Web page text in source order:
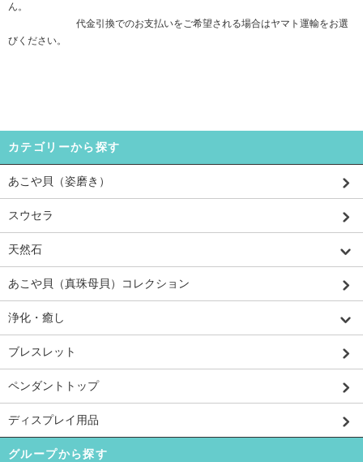
ん。
代金引換でのお支払いをご希望される場合はヤマト運輸をお選
びください。
カテゴリーから探す
あこや貝（姿磨き）
スウセラ
天然石
あこや貝（真珠母貝）コレクション
浄化・癒し
ブレスレット
ペンダントトップ
ディスプレイ用品
グループから探す